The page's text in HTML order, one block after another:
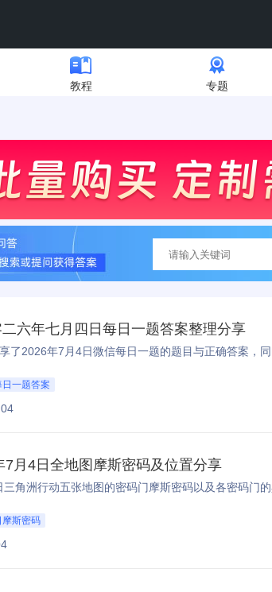
教程 专题
六年七月四日每日一题答案整理分享
一题答案
7月4日全地图摩斯密码及位置分享
斯密码